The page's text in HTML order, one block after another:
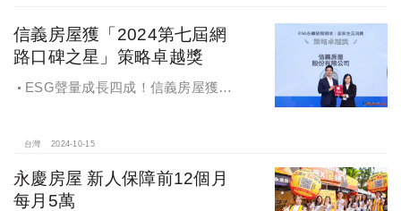
信義房屋獲「2024第七屆網
路口碑之星」策略卓越獎
ESG聲量成長四成！信義房屋獲
台灣 2024-10-15
永慶房屋 新人保障前12個月
每月5萬